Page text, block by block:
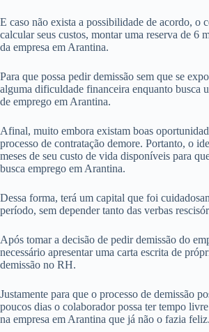
E caso não exista a possibilidade de acordo, o
calcular seus custos, montar uma reserva de 6
da empresa em Arantina.
Para que possa pedir demissão sem que se
alguma dificuldade financeira enquanto busca
de emprego em Arantina.
Afinal, muito embora existam boas
processo de contratação demore. Portanto, o
meses de seu custo de vida disponíveis para
busca emprego em Arantina.
Dessa forma, terá um capital que foi
período, sem depender tanto das verbas
Após tomar a decisão de pedir demissão do
necessário apresentar uma carta escrita de
demissão no RH.
Justamente para que o processo de demissão
poucos dias o colaborador possa ter tempo
na empresa em Arantina que já não o fazia feliz.